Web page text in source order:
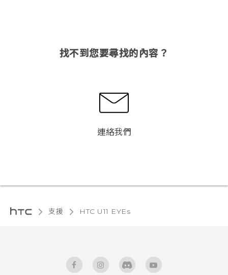
找不到您要尋找的內容？
連絡我們
支援 HTC U11 EYEs‎